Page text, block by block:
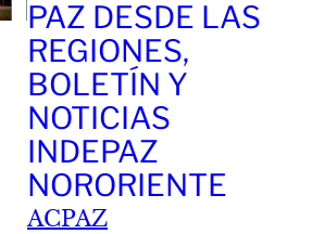
PAZ DESDE LAS
REGIONES,
BOLETÍN Y
NOTICIAS
INDEPAZ
NORORIENTE
ACPAZ